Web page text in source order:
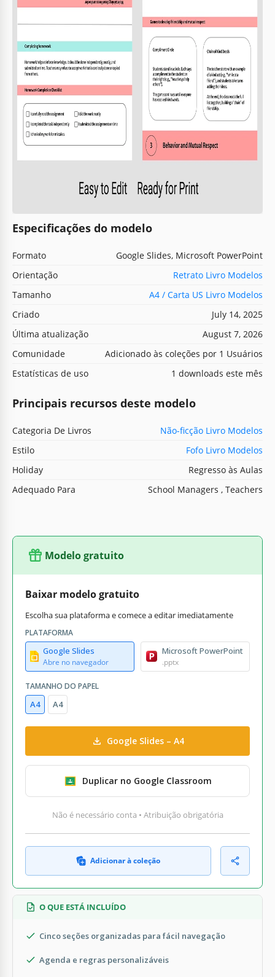
Especificações do modelo
Formato
Google Slides, Microsoft PowerPoint
Orientação
Retrato Livro Modelos
Tamanho
A4 / Carta US Livro Modelos
Criado
July 14, 2025
Última atualização
August 7, 2026
Comunidade
Adicionado às coleções por 1 Usuários
Estatísticas de uso
1 downloads este mês
Principais recursos deste modelo
Categoria De Livros
Não-ficção Livro Modelos
Estilo
Fofo Livro Modelos
Holiday
Regresso às Aulas
Adequado Para
School Managers , Teachers
Modelo gratuito
Baixar modelo gratuito
Escolha sua plataforma e comece a editar imediatamente
PLATAFORMA
Google Slides
Abre no navegador
Microsoft PowerPoint
.pptx
TAMANHO DO PAPEL
A4 A4
Google Slides – A4
Duplicar no Google Classroom
Não é necessário conta • Atribuição obrigatória
Adicionar à coleção
O QUE ESTÁ INCLUÍDO
Cinco seções organizadas para fácil navegação
Agenda e regras personalizáveis